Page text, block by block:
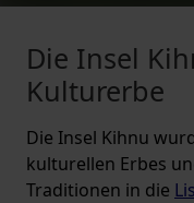
Die Insel
Kulturerbe
Die Insel Kihnu
kulturellen Erbes
Traditionen in die